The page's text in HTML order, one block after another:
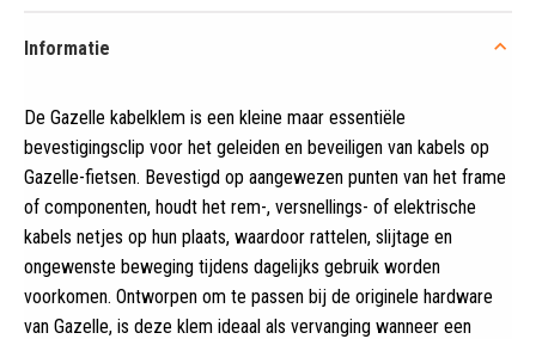
Informatie
De Gazelle kabelklem is een kleine maar essentiële
bevestigingsclip voor het geleiden en beveiligen van kabels op
Gazelle-fietsen. Bevestigd op aangewezen punten van het frame
of componenten, houdt het rem-, versnellings- of elektrische
kabels netjes op hun plaats, waardoor rattelen, slijtage en
ongewenste beweging tijdens dagelijks gebruik worden
voorkomen. Ontworpen om te passen bij de originele hardware
van Gazelle, is deze klem ideaal als vervanging wanneer een